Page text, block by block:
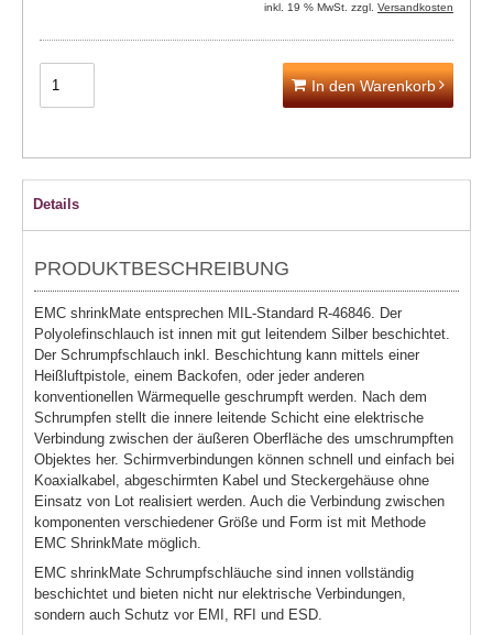
inkl. 19 % MwSt. zzgl. Versandkosten
In den Warenkorb
Details
PRODUKTBESCHREIBUNG
EMC shrinkMate entsprechen MIL-Standard R-46846. Der
Polyolefinschlauch ist innen mit gut leitendem Silber beschichtet.
Der Schrumpfschlauch inkl. Beschichtung kann mittels einer
Heißluftpistole, einem Backofen, oder jeder anderen
konventionellen Wärmequelle geschrumpft werden. Nach dem
Schrumpfen stellt die innere leitende Schicht eine elektrische
Verbindung zwischen der äußeren Oberfläche des umschrumpften
Objektes her. Schirmverbindungen können schnell und einfach bei
Koaxialkabel, abgeschirmten Kabel und Steckergehäuse ohne
Einsatz von Lot realisiert werden. Auch die Verbindung zwischen
komponenten verschiedener Größe und Form ist mit Methode
EMC ShrinkMate möglich.
EMC shrinkMate Schrumpfschläuche sind innen vollständig
beschichtet und bieten nicht nur elektrische Verbindungen,
sondern auch Schutz vor EMI, RFI und ESD.